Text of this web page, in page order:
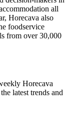
all
Horecava also
foodservice
from over 30,000
Horecava
latest trends and